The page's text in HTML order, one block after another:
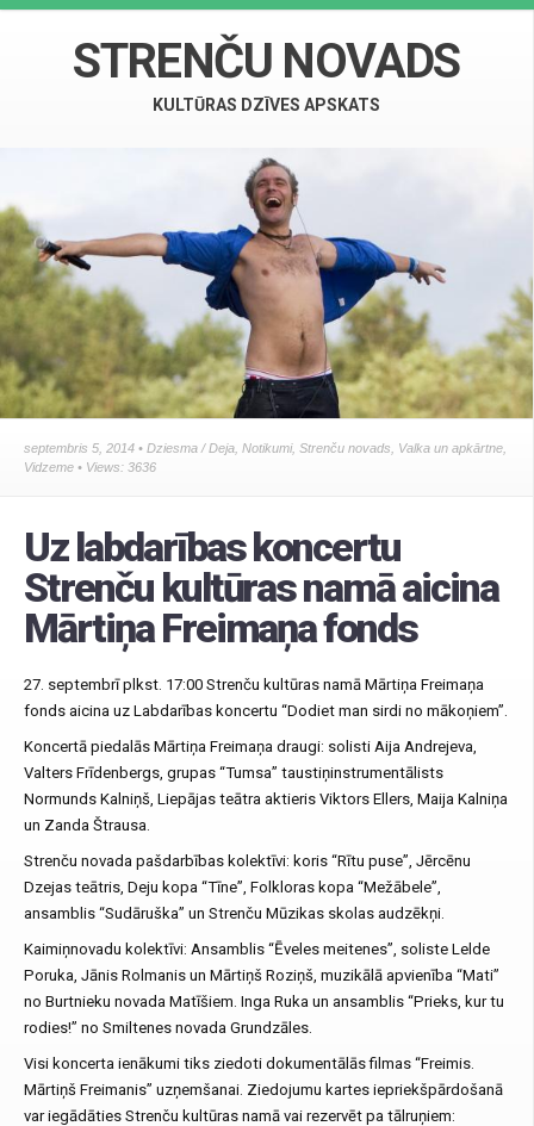
STRENČU NOVADS
KULTŪRAS DZĪVES APSKATS
septembris 5, 2014 • Dziesma / Deja Notikumi, Strenču novads Valka un apkārtne
Vidzeme • Views: 3636
Uz labdarības koncertu
Strenču kultūras namā aicina
Mārtiņa Freimaņa fonds
27. septembrī plkst. 17:00 Strenču kultūras namā Mārtiņa Freimaņa
fonds aicina uz Labdarības koncertu “Dodiet man sirdi no mākoņiem”.
Koncertā piedalās Mārtiņa Freimaņa draugi: solisti Aija Andrejeva,
Valters Frīdenbergs, grupas “Tumsa” taustiņinstrumentālists
Normunds Kalniņš, Liepājas teātra aktieris Viktors Ellers, Maija Kalniņa
un Zanda Štrausa.
Strenču novada pašdarbības kolektīvi: koris “Rītu puse”, Jērcēnu
Dzejas teātris, Deju kopa “Tīne”, Folkloras kopa “Mežābele”,
ansamblis “Sudāruška” un Strenču Mūzikas skolas audzēkņi.
Kaimiņnovadu kolektīvi: Ansamblis “Ēveles meitenes”, soliste Lelde
Poruka, Jānis Rolmanis un Mārtiņš Roziņš, muzikālā apvienība “Mati”
no Burtnieku novada Matīšiem. Inga Ruka un ansamblis “Prieks, kur tu
rodies!” no Smiltenes novada Grundzāles.
Visi koncerta ienākumi tiks ziedoti dokumentālās filmas “Freimis.
Mārtiņš Freimanis” uzņemšanai. Ziedojumu kartes iepriekšpārdošanā
var iegādāties Strenču kultūras namā vai rezervēt pa tālruņiem: